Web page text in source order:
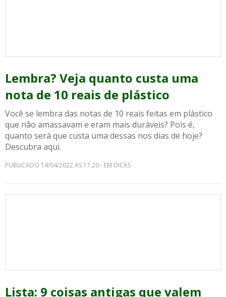
Lembra? Veja quanto custa uma
nota de 10 reais de plástico
Você se lembra das notas de 10 reais feitas em plástico
que não amassavam e eram mais duráveis? Pois é,
quanto será que custa uma dessas nos dias de hoje?
Descubra aqui.
PUBLICADO 14/04/2022 AS 17:20 - EM DICAS
Lista: 9 coisas antigas que valem